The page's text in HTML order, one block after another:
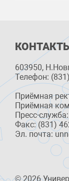
603950,
Телефон:
Приёмная
Приёмная
Пресс-
Факс: (831)
Эл. почта:
© 2026